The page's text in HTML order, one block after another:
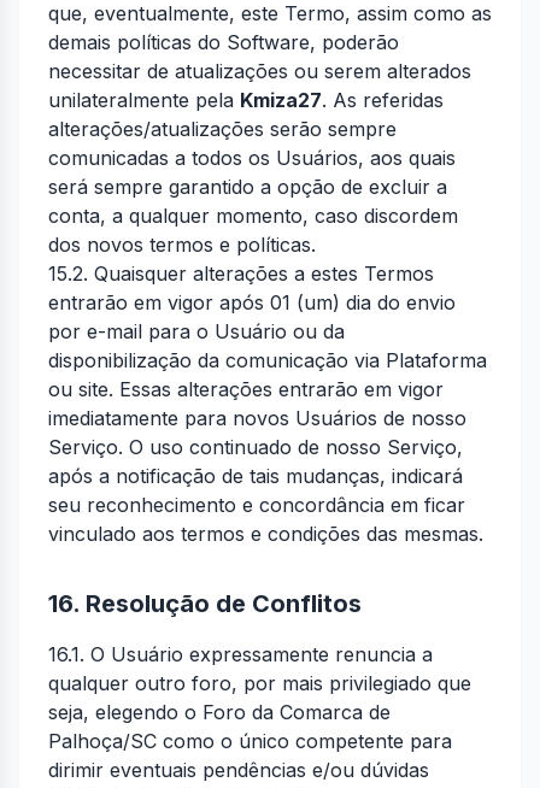
que, eventualmente, este Termo, assim como as
demais políticas do Software, poderão
necessitar de atualizações ou serem alterados
unilateralmente pela Kmiza27. As referidas
alterações/atualizações serão sempre
comunicadas a todos os Usuários, aos quais
será sempre garantido a opção de excluir a
conta, a qualquer momento, caso discordem
dos novos termos e políticas.
15.2. Quaisquer alterações a estes Termos
entrarão em vigor após 01 (um) dia do envio
por e-mail para o Usuário ou da
disponibilização da comunicação via Plataforma
ou site. Essas alterações entrarão em vigor
imediatamente para novos Usuários de nosso
Serviço. O uso continuado de nosso Serviço,
após a notificação de tais mudanças, indicará
seu reconhecimento e concordância em ficar
vinculado aos termos e condições das mesmas.
16. Resolução de Conflitos
16.1. O Usuário expressamente renuncia a
qualquer outro foro, por mais privilegiado que
seja, elegendo o Foro da Comarca de
Palhoça/SC como o único competente para
dirimir eventuais pendências e/ou dúvidas